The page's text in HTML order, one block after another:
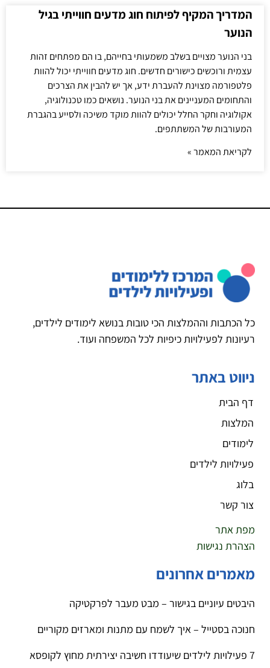
המדריך המקיף לפיתוח חוג מדעים חווייתי בגיל
הנוער
בני הנוער מצויים בשלב משמעותי בחייהם, בו הם מפתחים זהות
עצמית ורוכשים כישורים חדשים. חוג מדעים חווייתי יכול להוות
פלטפורמה מצוינת להעברת ידע, אך יש להבין את הצרכים
והתחומים המעניינים את בני הנוער. נושאים כמו טכנולוגיה,
אקולוגיה וחקר החלל יכולים להוות מוקד משיכה ולסייע בהגברת
המעורבות של המשתתפים.
לקריאת המאמר »
כל הכתבות וההמלצות הכי טובות בנושא לימודים לילדים,
רעיונות לפעילויות כיפיות לכל המשפחה ועוד.
ניווט באתר
דף הבית
המלצות
לימודים
פעילויות לילדים
בלוג
צור קשר
מפת אתר
הצהרת נגישות
מאמרים אחרונים
היבטים עיוניים בגישור – מבט מעבר לפרקטיקה
חנוכה בסטייל – איך לשמח עם מתנות ומארזים מקוריים
7 פעילויות לילדים שיעודדו חשיבה יצירתית מחוץ לקופסא